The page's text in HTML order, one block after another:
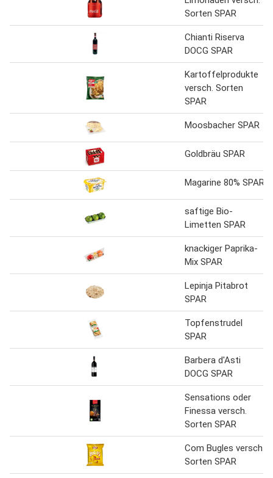
Sorten SPAR
Chianti Riserva
DOCG SPAR
Kartoffelprodukte
versch. Sorten
SPAR
Moosbacher SPAR
Goldbräu SPAR
Magarine 80% SPAR
saftige Bio-
Limetten SPAR
knackiger Paprika-
Mix SPAR
Lepinja Pitabrot
SPAR
Topfenstrudel
SPAR
Barbera d'Asti
DOCG SPAR
Sensations oder
Finessa versch.
Sorten SPAR
Com Bugles versch.
Sorten SPAR